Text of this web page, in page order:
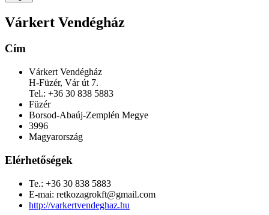
Várkert Vendégház
Cím
Várkert Vendégház
H-Füzér, Vár út 7.
Tel.: +36 30 838 5883
Füzér
Borsod-Abaúj-Zemplén Megye
3996
Magyarország
Elérhetőségek
Te.: +36 30 838 5883
E-mai: retkozagrokft@gmail.com
http://varkertvendeghaz.hu